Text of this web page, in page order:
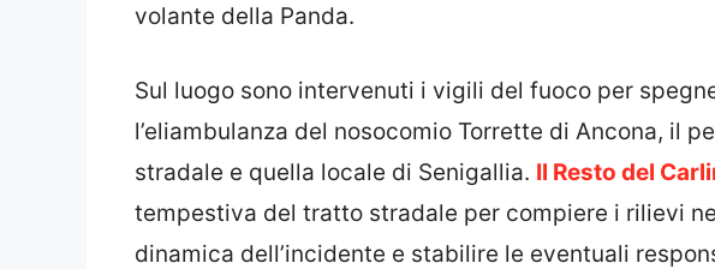
volante della Panda.
Sul luogo sono intervenuti i vigili del fuoco per
l’eliambulanza del nosocomio Torrette di Ancona, il
stradale e quella locale di Senigallia. Il Resto del
tempestiva del tratto stradale per compiere i rilievi
dinamica dell’incidente e stabilire le eventuali